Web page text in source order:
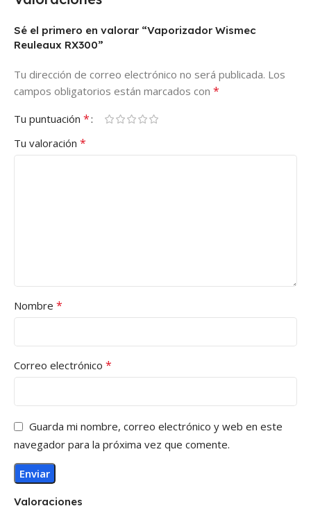
Valoraciones
Sé el primero en valorar “Vaporizador Wismec
Reuleaux RX300”
Tu dirección de correo electrónico no será publicada. Los
campos obligatorios están marcados con *
Tu puntuación *
Tu valoración *
Nombre *
Correo electrónico *
Guarda mi nombre, correo electrónico y web en este
navegador para la próxima vez que comente.